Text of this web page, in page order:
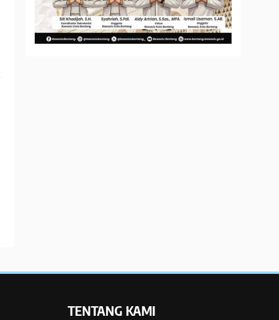
TENTANG KAMI